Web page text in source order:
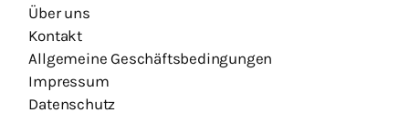
Über uns
Kontakt
Allgemeine Geschäftsbedingungen
Impressum
Datenschutz